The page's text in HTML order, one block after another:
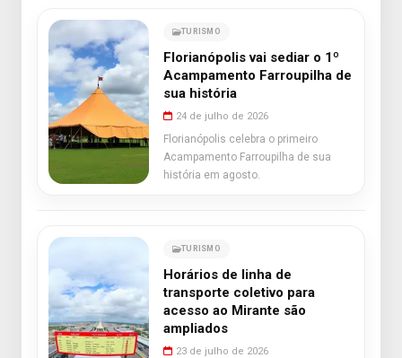
TURISMO
Florianópolis vai sediar o 1º
Acampamento Farroupilha de
sua história
24 de julho de 2026
Florianópolis celebra o primeiro
Acampamento Farroupilha de sua
história em agosto.
TURISMO
Horários de linha de
transporte coletivo para
acesso ao Mirante são
ampliados
23 de julho de 2026